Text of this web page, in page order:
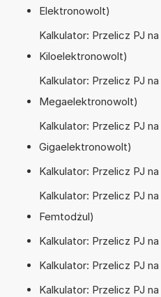
Elektronowolt)
Kalkulator: Przelicz PJ
Kiloelektronowolt)
Kalkulator: Przelicz PJ
Megaelektronowolt)
Kalkulator: Przelicz PJ
Gigaelektronowolt)
Kalkulator: Przelicz PJ
Kalkulator: Przelicz PJ
Femtodżul)
Kalkulator: Przelicz PJ
Kalkulator: Przelicz PJ
Kalkulator: Przelicz PJ